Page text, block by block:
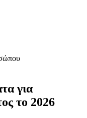
για
το 2026